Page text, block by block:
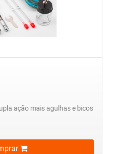
ação mais agulhas e bicos